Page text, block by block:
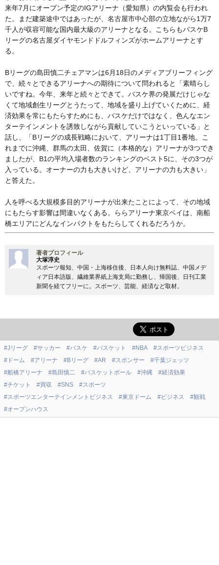
来年7月にオープン予定のIGアリーナ（愛知県）の内覧会も行われ
た。まだ建築途中ではあったが、名古屋市中心部の立地ながら1万7
千人が収容可能な国内最大級のアリーナとなる。こちらもバスケB
リーグの名古屋ダイヤモンドドルフィンズがホームアリーナとす
る。
Bリーグの島田慎二チェアマンは6月18日のメディアブリーフィング
で、続々とできるアリーナへの期待について問われると「素晴らし
いですね。今年、来年と続々とできて。バスケ界の発展だけじゃな
くて地域創生リーグとうたって、地域を盛り上げていくために、経
済効果を常にもたらすためにも、バスケだけではなく、色んなエン
ターテインメントを誘致しながら貢献していこうといっている」と
話し、「Bリーグの成長戦略において、アリーナは1丁目1番地。こ
れまでに沖縄、群馬の太田、佐賀に（本格的な）アリーナが3つでき
ましたが、B1の平均入場者数のランキングのベスト5に、その3つが
入っている。オーナーの力も大きいけど、アリーナの力も大きい」
と答えた。
人を呼べる大規模多目的アリーナが出来たことによって、その地域
にもたらす影響は間違いなくある。ららアリーナ東京ベイは、南船
橋エリアにどんなインパクトをもたらしてくれるだろうか。
著者プロフィール
大塚淳史
スポーツ報知、中国・上海移住後、日本人向け無料誌、中国メデ
ィア日本語版、繊維業界紙上海支局に勤務し、帰国後、日刊工業
新聞を経てフリーに。スポーツ、芸能、経済など取材。
#Jリーグ #サッカー #バスケ #バスケット #NBA
#スポーツビジネス
#ドーム
#アリーナ #Bリーグ #AR #スポンサー
#千葉ジェッツ
#船橋アリーナ
#島田慎二 #バスケットボール #沖縄
#経済効果
#チケット
#買収 #SNS
#スポーツ
#スポーツエンターテインメントビジネス
#東京ドーム #ビジネス
#観戦
#オープンハウス